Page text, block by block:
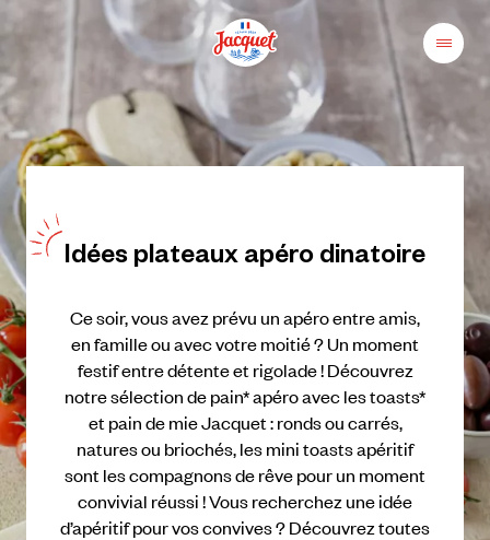
Jacquet
libres
au
plaisir
Menu
Idéesplateaux apérodinatoire
Cesoir,vousavez prévu unapéroentreamis,
enfamilleouavecvotremoitié?Un moment
festifentredétenteet rigolade! Découvrez
notresélectiondepain*apéroaveclestoasts*
et painde mieJacquet: rondsoucarrés,
naturesou briochés,lesminitoastsapéritif
sontlescompagnonsderêvepourun moment
convivial réussi!Vousrecherchez uneidée
d’apéritifpourvosconvives?Découvreztoutes